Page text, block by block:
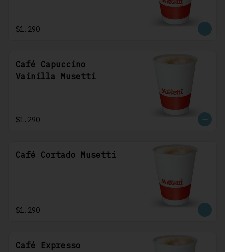
$1.290
Café Capuccino
Vainilla Musetti
$1.290
Café Cortado Musetti
$1.290
Café Expresso